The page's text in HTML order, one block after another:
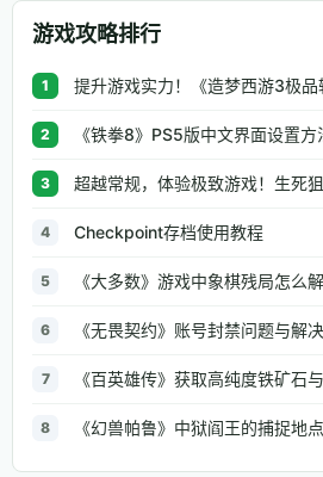
游戏攻略排行
1
2 《铁拳8》PS5版中文界面设置方
3
4 Checkpoint存档使用教程
5 《大多数》游戏中象棋残局怎么解
6 《无畏契约》账号封禁问题与解
7 《百英雄传》获取高纯度铁矿石
8 《幻兽帕鲁》中狱阎王的捕捉地